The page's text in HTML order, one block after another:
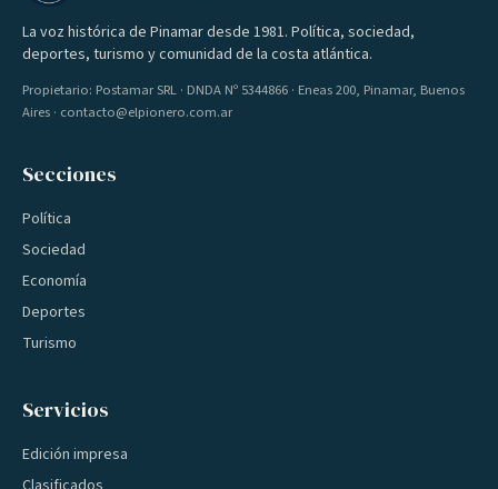
La voz histórica de Pinamar desde 1981. Política, sociedad,
deportes, turismo y comunidad de la costa atlántica.
Propietario: Postamar SRL · DNDA Nº 5344866 · Eneas 200, Pinamar, Buenos
Aires · contacto@elpionero.com.ar
Secciones
Política
Sociedad
Economía
Deportes
Turismo
Servicios
Edición impresa